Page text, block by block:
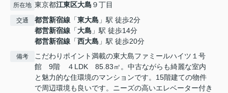
所在地 東京都江東区大島 ９丁目
交通 都営新宿線 「東大島 」駅 徒歩2分
都営新宿線 「大島 」駅 徒歩14分
都営新宿線 「西大島 」駅 徒歩20分
備考
こだわりポイント満載の東大島ファミールハイツ１号
館 9階 ４LDK 85.83㎡。中古ながらも綺麗な室内
と魅力的な住環境のマンションです。15階建ての物件
で周辺環境も良いです。ニーズの高いエレベーター付き